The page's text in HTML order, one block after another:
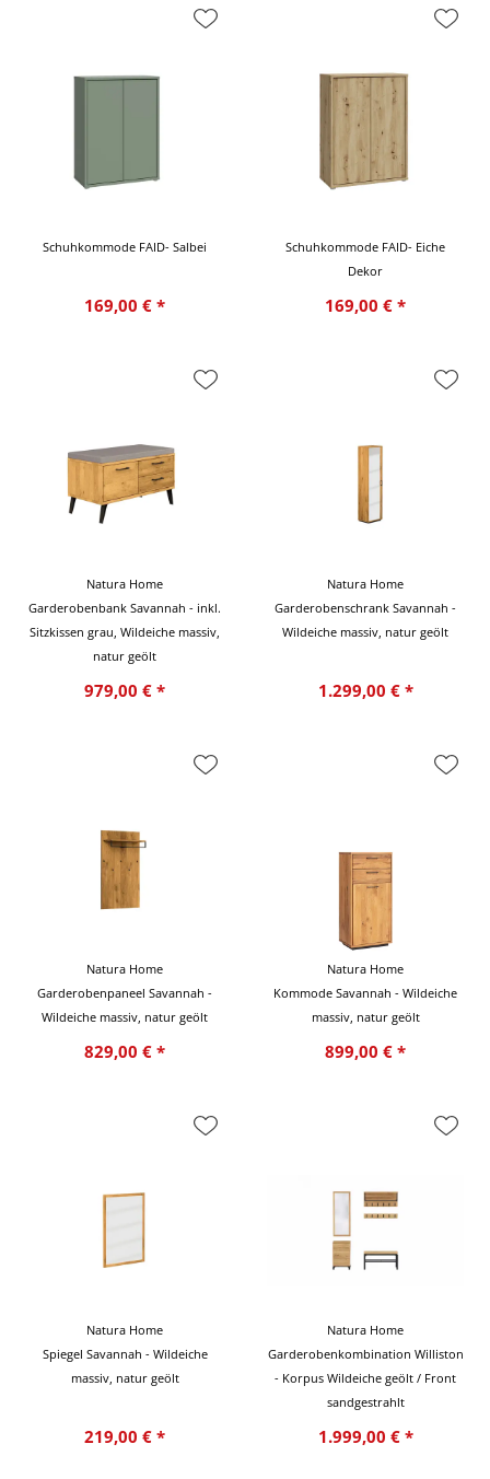
Schuhkommode FAID- Salbei
169,00 € *
Schuhkommode FAID- Eiche
Dekor
169,00 € *
Natura Home
Garderobenbank Savannah - inkl.
Sitzkissen grau, Wildeiche massiv,
natur geölt
979,00 € *
Natura Home
Garderobenschrank Savannah -
Wildeiche massiv, natur geölt
1.299,00 € *
Natura Home
Garderobenpaneel Savannah -
Wildeiche massiv, natur geölt
829,00 € *
Natura Home
Kommode Savannah - Wildeiche
massiv, natur geölt
899,00 € *
Natura Home
Spiegel Savannah - Wildeiche
massiv, natur geölt
219,00 € *
Natura Home
Garderobenkombination Williston
- Korpus Wildeiche geölt / Front
sandgestrahlt
1.999,00 € *